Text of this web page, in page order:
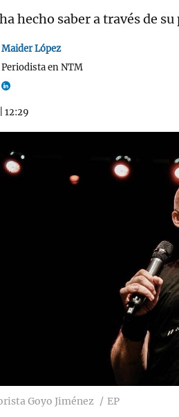
hecho saber a través de
Maider López
Periodista en NTM
12:29
Goyo Jiménez EP